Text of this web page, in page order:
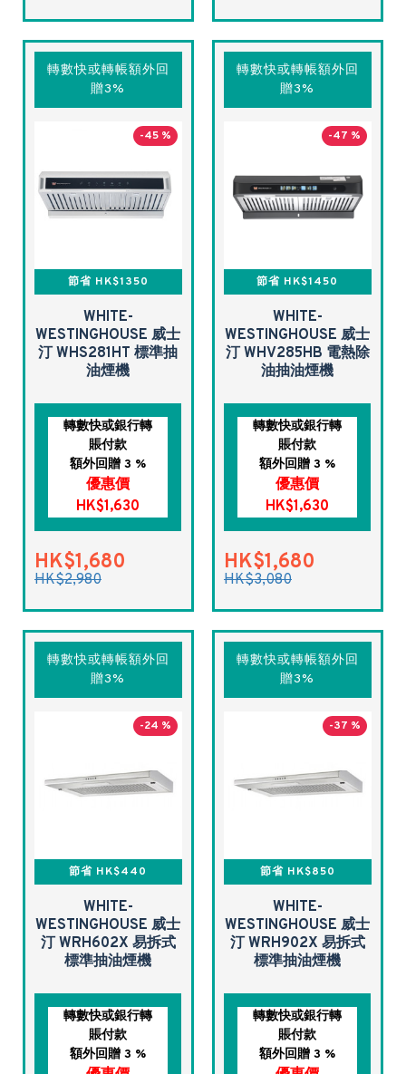
轉數快或轉帳額外回
贈3%
-45 %
節省 HK$1350
WHITE-
WESTINGHOUSE 威士
汀 WHS281HT 標準抽
油煙機
轉數快或銀行轉
賬付款
額外回贈 3 %
優惠價
HK$1,630
HK$1,680
HK$2,980
轉數快或轉帳額外回
贈3%
-47 %
節省 HK$1450
WHITE-
WESTINGHOUSE 威士
汀 WHV285HB 電熱除
油抽油煙機
轉數快或銀行轉
賬付款
額外回贈 3 %
優惠價
HK$1,630
HK$1,680
HK$3,080
轉數快或轉帳額外回
贈3%
-24 %
節省 HK$440
WHITE-
WESTINGHOUSE 威士
汀 WRH602X 易拆式
標準抽油煙機
轉數快或銀行轉
賬付款
額外回贈 3 %
轉數快或轉帳額外回
贈3%
-37 %
節省 HK$850
WHITE-
WESTINGHOUSE 威士
汀 WRH902X 易拆式
標準抽油煙機
轉數快或銀行轉
賬付款
額外回贈 3 %